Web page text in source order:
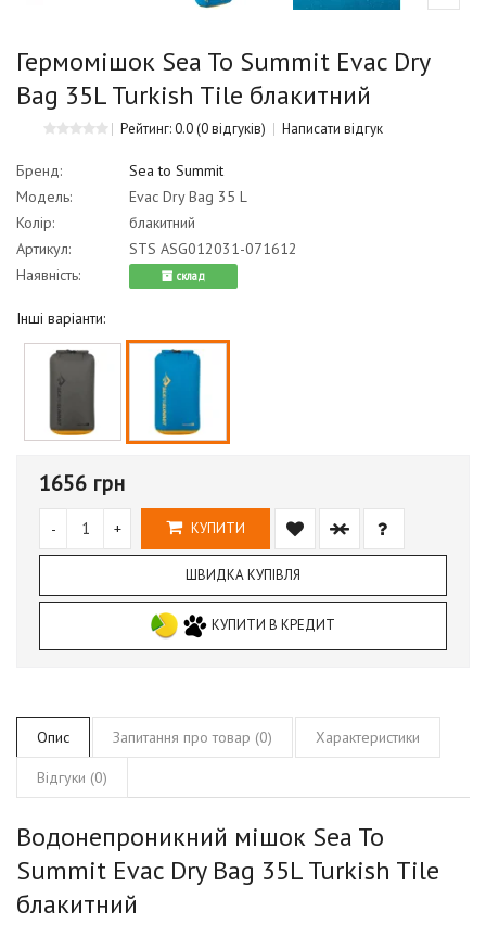
Гермомішок Sea To Summit Evac Dry
Bag 35L Turkish Tile блакитний
Рейтинг: 0.0(0 відгуків) Написати відгук
Бренд:
Sea to Summit
Модель:
Evac Dry Bag 35 L
Колір:
блакитний
Артикул:
STS ASG012031-071612
Наявність:
cклад
Інші варіанти:
1656 грн
- + КУПИТИ
ШВИДКА КУПІВЛЯ
КУПИТИ В КРЕДИТ
Опис Запитання про товар (0) Характеристики
Відгуки (0)
Водонепроникний мішок Sea To
Summit Evac Dry Bag 35L Turkish Tile
блакитний